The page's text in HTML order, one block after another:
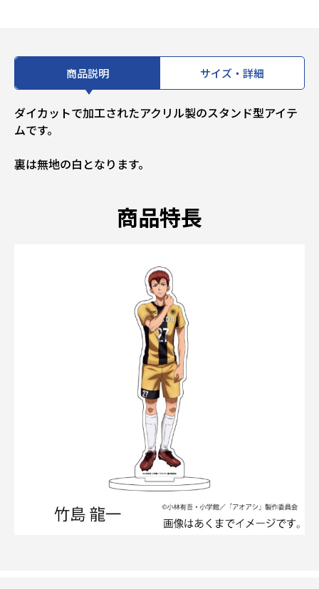
商品説明 サイズ・詳細
ダイカットで加工されたアクリル製のスタンド型アイテ
ムです。
裏は無地の白となります。
商品特長